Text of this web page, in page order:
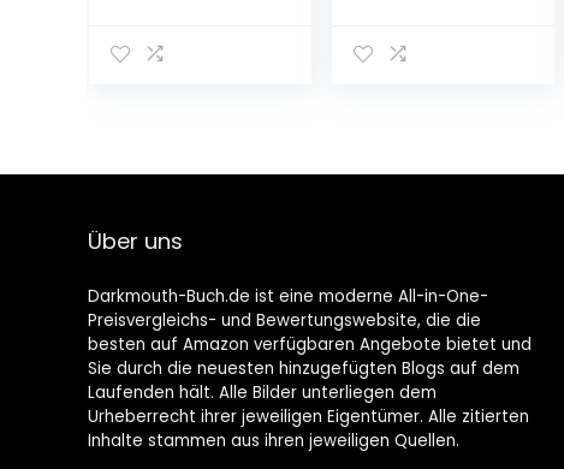
Oktober 2022
Monatskalendar
2024 – 16 x 34,7
Über uns
Darkmouth-Buch.de ist eine moderne All-in-One-
Preisvergleichs- und Bewertungswebsite, die die
besten auf Amazon verfügbaren Angebote bietet und
Sie durch die neuesten hinzugefügten Blogs auf dem
Laufenden hält. Alle Bilder unterliegen dem
Urheberrecht ihrer jeweiligen Eigentümer. Alle zitierten
Inhalte stammen aus ihren jeweiligen Quellen.